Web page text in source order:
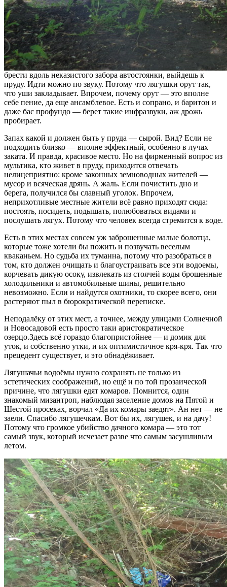
брести вдоль неказистого забора автостоянки, выйдешь к
пруду. Идти можно по звуку. Потому что лягушки орут так,
что уши закладывает. Впрочем, почему орут — это вполне
себе пение, да еще ансамблевое. Есть и сопрано, и баритон и
даже бас профундо — берет такие инфразвуки, аж дрожь
пробирает.
Запах какой и должен быть у пруда — сырой. Вид? Если не
подходить близко — вполне эффектный, особенно в лучах
заката. И правда, красивое место. Но на фирменный вопрос из
мультика, кто живет в пруду, приходится отвечать
нелицеприятно: кроме законных земноводных жителей —
мусор и всяческая дрянь. А жаль. Если почистить дно и
берега, получился бы славный уголок. Впрочем,
неприхотливые местные жители всё равно приходят сюда:
постоять, посидеть, подышать, полюбоваться видами и
послушать лягух. Потому что человек всегда стремится к воде.
Есть в этих местах совсем уж заброшенные малые болотца,
которые тоже хотели бы пожить и позвучать веселым
кваканьем. Но судьба их туманна, потому что разобраться в
том, кто должен очищать и благоустраивать все эти водоемы,
корчевать дикую осоку, извлекать из стоячей воды брошенные
холодильники и автомобильные шины, решительно
невозможно. Если и найдутся охотники, то скорее всего, они
растеряют пыл в бюрократической переписке.
Неподалёку от этих мест, а точнее, между улицами Солнечной
и Новосадовой есть просто таки аристократическое
озерцо.Здесь всё гораздо благопристойнее — и домик для
уток, и собственно утки, и их оптимистичное кря-кря. Так что
прецедент существует, и это обнадёживает.
Лягушачьи водоёмы нужно сохранять не только из
эстетических соображений, но ещё и по той прозаической
причине, что лягушки едят комаров. Помнится, один
знакомый мизантроп, наблюдая заселение домов на Пятой и
Шестой просеках, ворчал «Да их комары заедят». Ан нет — не
заели. Спасибо лягушечкам. Вот бы их, лягушек, и на дачу!
Потому что громкое убийство дачного комара — это тот
самый звук, который исчезает разве что самым засушливым
летом.